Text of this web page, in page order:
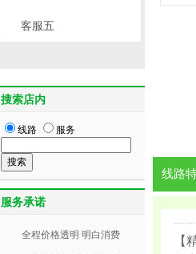
线路
【
客服五
搜索店内
线路 服务
服务承诺
全程价格透明 明白消费